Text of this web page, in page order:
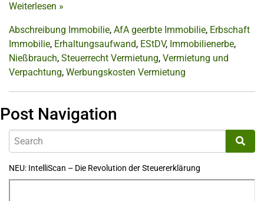
Weiterlesen »
Abschreibung Immobilie, AfA geerbte Immobilie, Erbschaft
Immobilie, Erhaltungsaufwand, EStDV, Immobilienerbe,
Nießbrauch, Steuerrecht Vermietung, Vermietung und
Verpachtung, Werbungskosten Vermietung
Post Navigation
NEU: IntelliScan – Die Revolution der Steuererklärung